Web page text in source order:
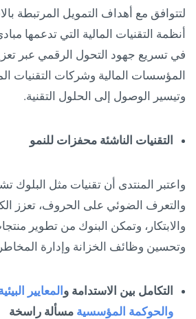
لتتوافق مع أهداف التمويل المرتبطة
أنظمة التقنيات المالية التي تدعمها
في تسريع جهود التحول الرقمي عبر
المؤسسات المالية وشركات التقنيات
وتيسير الوصول إلى الحلول التقنية.
التقنيات الناشئة محفزات للنمو
واعتبر المنتدى أن تقنيات مثل البلوك
والتعرف الضوئي على الحروف، تعزز
والابتكار، وتمكن البنوك من تطوير
وتحسين وظائف الخزانة وإدارة المخاطر
التكامل بين الاستدامة والمعايير
والحوكمة المؤسسية مسألة راسخة